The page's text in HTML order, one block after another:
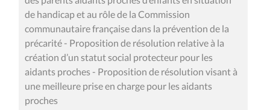
de handicap et au rôle de la Commission
communautaire française dans la prévention de la
précarité - Proposition de résolution relative à la
création d’un statut social protecteur pour les
aidants proches - Proposition de résolution visant à
une meilleure prise en charge pour les aidants
proches